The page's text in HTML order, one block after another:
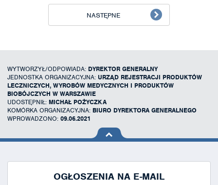
NASTĘPNE
WYTWORZYŁ/ODPOWIADA: DYREKTOR GENERALNY
JEDNOSTKA ORGANIZACYJNA: URZĄD REJESTRACJI PRODUKTÓW
LECZNICZYCH, WYROBÓW MEDYCZNYCH I PRODUKTÓW
BIOBÓJCZYCH W WARSZAWIE
UDOSTĘPNIŁ: MICHAŁ POŻYCZKA
KOMÓRKA ORGANIZACYJNA: BIURO DYREKTORA GENERALNEGO
WPROWADZONO: 09.06.2021
na górę
OGŁOSZENIA NA E-MAIL